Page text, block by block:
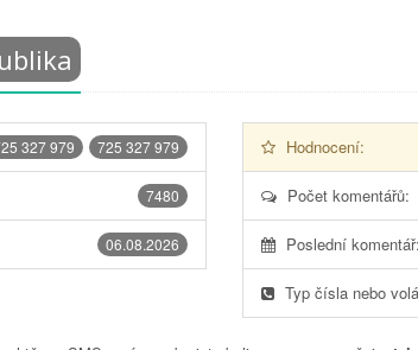
725 327 979
327 979
7480
06.08.2026
Hodnocení:
Počet komentářů:
Poslední komentář:
Typ čísla nebo